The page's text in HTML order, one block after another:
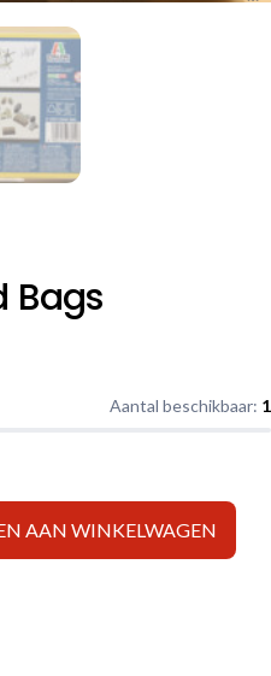
Bags
Aantal beschikbaar: 1
AAN WINKELWAGEN